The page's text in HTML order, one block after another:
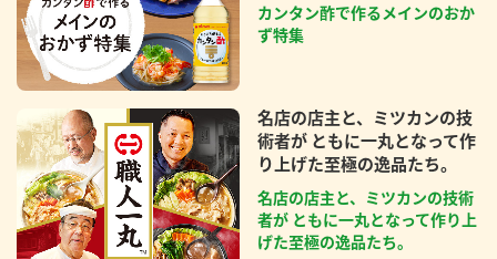
カンタン酢で作るメインのおか
ず特集
名店の店主と、ミツカンの技
術者が ともに一丸となって作
り上げた至極の逸品たち。
名店の店主と、ミツカンの技術
者が ともに一丸となって作り上
げた至極の逸品たち。